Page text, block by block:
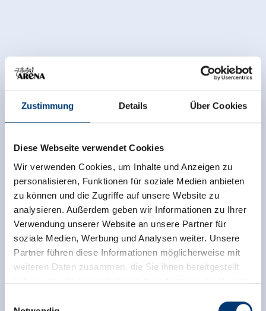
Zustimmung Details Über Cookies
Diese Webseite verwendet Cookies
Wir verwenden Cookies, um Inhalte und Anzeigen zu
personalisieren, Funktionen für soziale Medien anbieten
zu können und die Zugriffe auf unsere Website zu
analysieren. Außerdem geben wir Informationen zu Ihrer
Verwendung unserer Website an unsere Partner für
soziale Medien, Werbung und Analysen weiter. Unsere
Partner führen diese Informationen möglicherweise mit
weiteren Daten zusammen, die Sie ihnen bereitgestellt
haben oder die sie im Rahmen Ihrer Nutzung der Dienste